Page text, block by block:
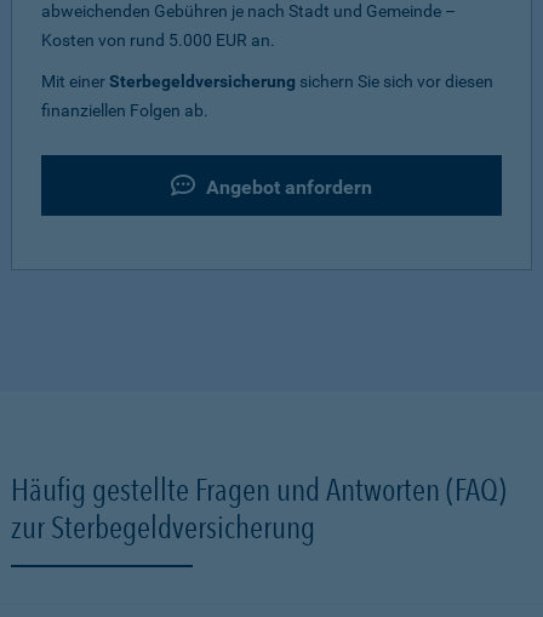
abweichenden Gebühren je nach Stadt und Gemeinde –
Kosten von rund 5.000 EUR an.
Mit einerSterbegeldversicherung sichern Sie sich vor diesen
finanziellen Folgen ab.
Angebot anfordern
Häufig gestellte Fragen und Antworten (FAQ)
zur Sterbegeldversicherung